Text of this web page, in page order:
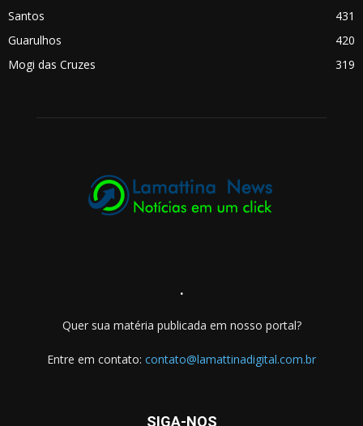
Santos
431
Guarulhos
420
Mogi das Cruzes
319
.
Quer sua matéria publicada em nosso portal?
Entre em contato: contato@lamattinadigital.com.br
SIGA-NOS